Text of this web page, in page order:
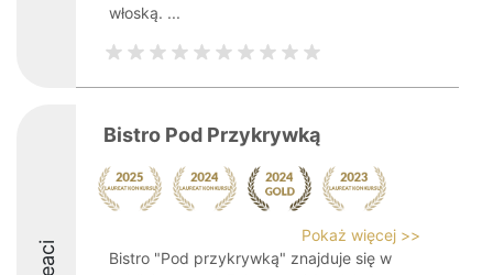
włoską. ...
Bistro Pod Przykrywką
Pokaż więcej >>
Bistro "Pod przykrywką" znajduje się w